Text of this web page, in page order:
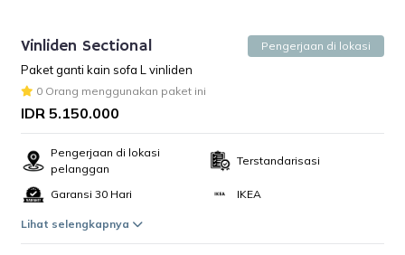
Vinliden Sectional Pengerjaan di lokasi
Paket ganti kain sofa L vinliden
0 Orang menggunakan paket ini
IDR 5.150.000
Pengerjaan di lokasi
pelanggan
Terstandarisasi
Garansi 30 Hari IKEA
Lihat selengkapnya